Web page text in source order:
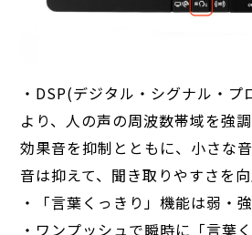
・DSP(デジタル・シグナル・プ
より、人の声の周波数帯域を強
効果音を抑制とともに、小さな
音は抑えて、聞き取りやすさを
・「言葉くっきり」機能は弱・
・ワンプッシュで瞬時に「言葉